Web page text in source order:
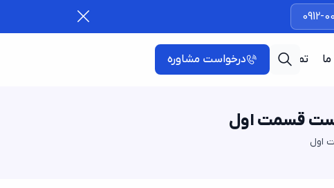
0912-
ما تماس با ما درخواست مشاوره
قسمت اول
اول